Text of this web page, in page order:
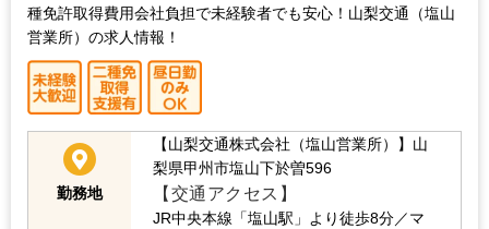
種免許取得費用会社負担で未経験者でも安心！山梨交通（塩山
営業所）の求人情報！
勤務地
【山梨交通株式会社（塩山営業所）】山
梨県甲州市塩山下於曽596
【交通アクセス】
JR中央本線「塩山駅」より徒歩8分／マ